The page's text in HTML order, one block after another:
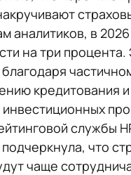
аналитиков, в
на три процента.
кредитования
инвестиционных
службы
что
чаще